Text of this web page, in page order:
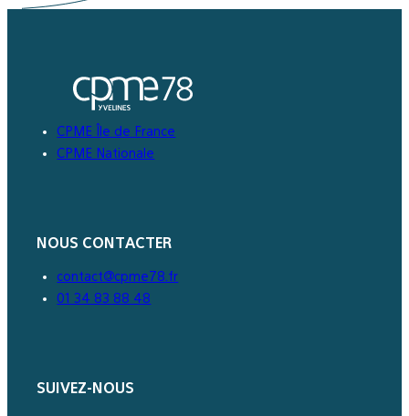
CPME Île de France
CPME Nationale
NOUS CONTACTER
contact@cpme78.fr
01 34 83 88 48
SUIVEZ-NOUS